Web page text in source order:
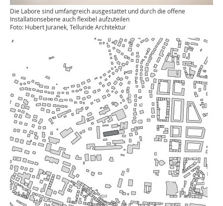
Die Labore sind umfangreich ausgestattet und durch die offene
Installationsebene auch flexibel aufzuteilen
Foto: Hubert Juranek, Telluride Architektur